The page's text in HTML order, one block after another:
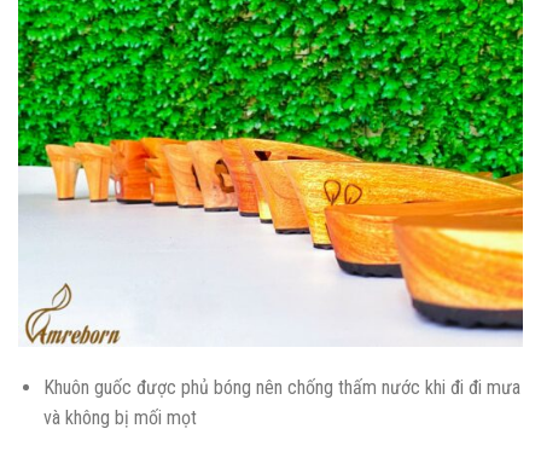
Khuôn guốc được phủ bóng nên chống thấm nước khi đi đi mưa
và không bị mối mọt